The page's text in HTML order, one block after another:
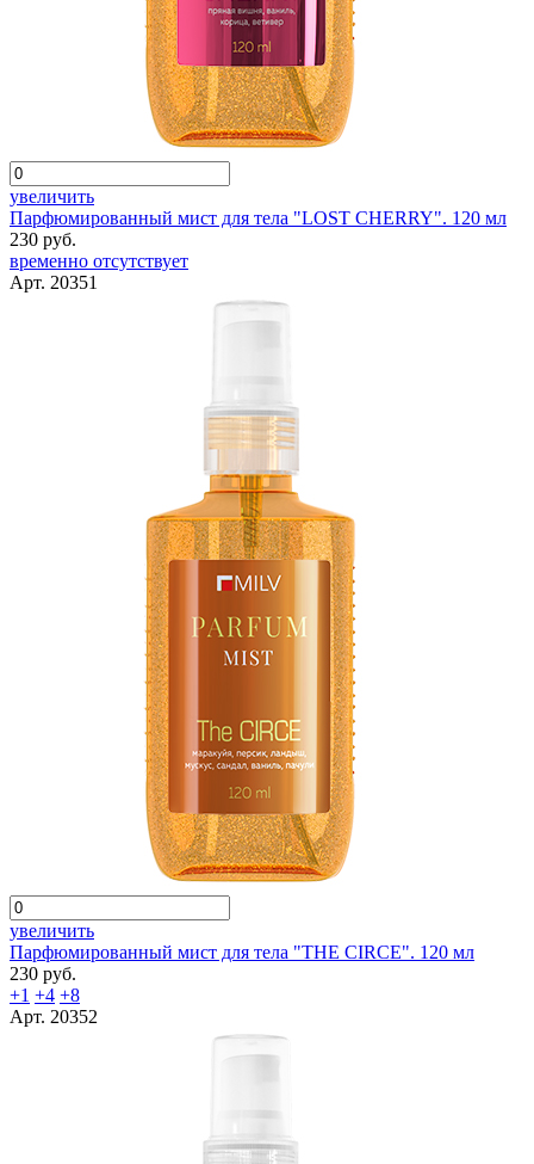
увеличить
Парфюмированный мист для тела "LOST CHERRY". 120 мл
230 руб.
временно отсутствует
Арт. 20351
увеличить
Парфюмированный мист для тела "THE CIRCE". 120 мл
230 руб.
+1 +4 +8
Арт. 20352